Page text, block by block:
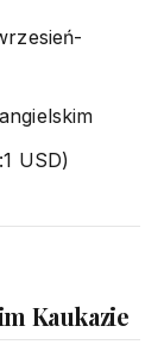
USD)
Kaukazie